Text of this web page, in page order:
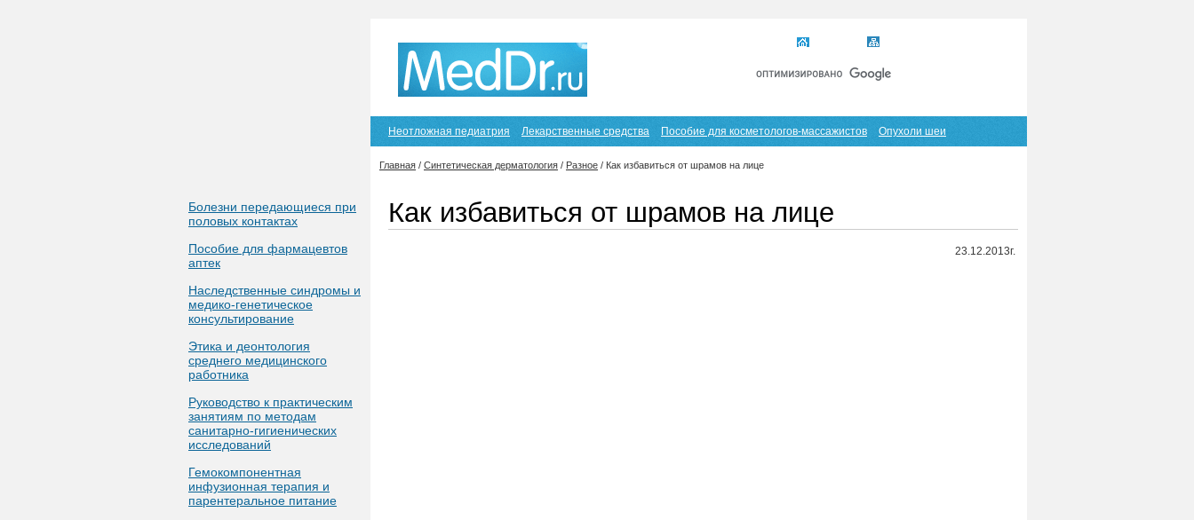
Болезни передающиеся при
половых контактах
Пособие для фармацевтов
аптек
Наследственные синдромы и
медико-генетическое
консультирование
Этика и деонтология
среднего медицинского
работника
Руководство к практическим
занятиям по методам
санитарно-гигиенических
исследований
Гемокомпонентная
инфузионная терапия и
парентеральное питание
Неотложная педиатрия Лекарственные средства Пособие для косметологов-массажистов Опухоли шеи
Главная / Синтетическая дерматология / Разное / Как избавиться от шрамов на лице
Как избавиться от шрамов на лице
23.12.2013г.